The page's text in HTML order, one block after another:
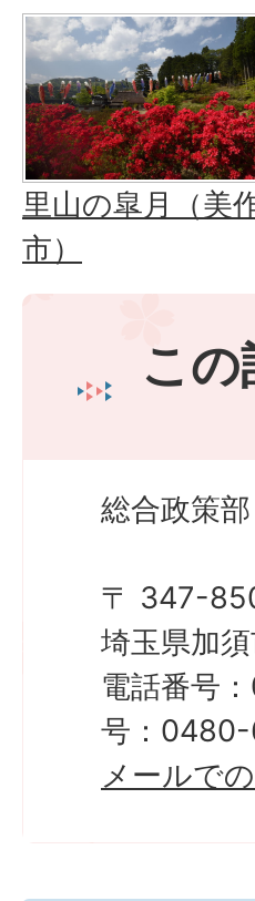
里山の皐月（美
市）
こ
総合政策
〒 347-
埼玉県加
電話番号
号：
メールで